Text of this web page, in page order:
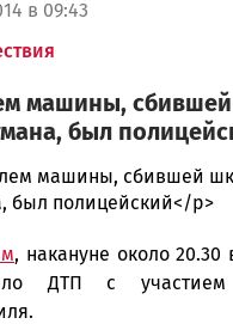
в 09:43
машины,
был
машины, сбившей
был полицейский</p>
, накануне около 20.30
ДТП с